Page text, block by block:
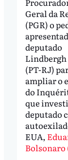
Geral da
(PGR) o
deputado
Lindbergh
(PT-RJ)
ampliar o
do
que
deputado
EUA,
Bolsonaro